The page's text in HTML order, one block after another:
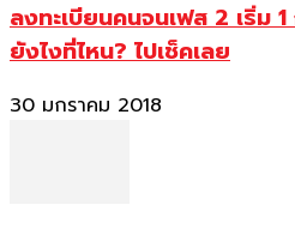
ลงทะเบียนคนจนเฟส 2 เริ่ม
ยังไงที่ไหน? ไปเช็คเลย
30 มกราคม 2018